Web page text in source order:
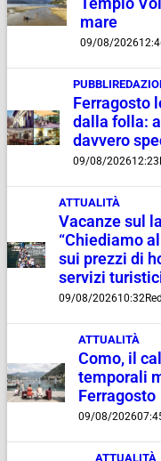
Tempio
mare
09/08/2026
Ferragosto
dalla folla:
davvero
09/08/202612:23
ATTUALITÀ
Vacanze sul
“Chiediamo
sui prezzi di
servizi
09/08/202610:32
ATTUALITÀ
Como, il
temporali
Ferragosto
09/08/2026
ATTUALITÀ